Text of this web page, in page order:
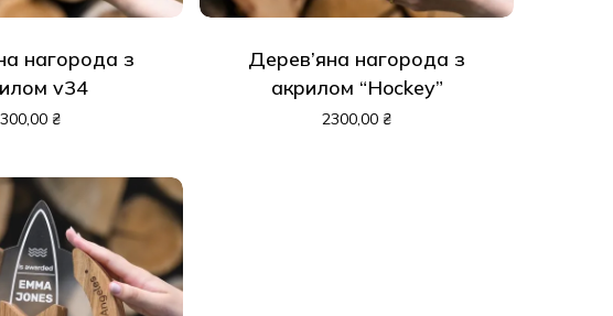
нагорода з
v34
₴
Дерев’яна нагорода з
акрилом “Hockey”
2300,00 ₴